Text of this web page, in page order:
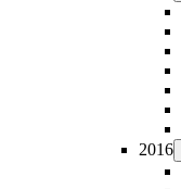
2016